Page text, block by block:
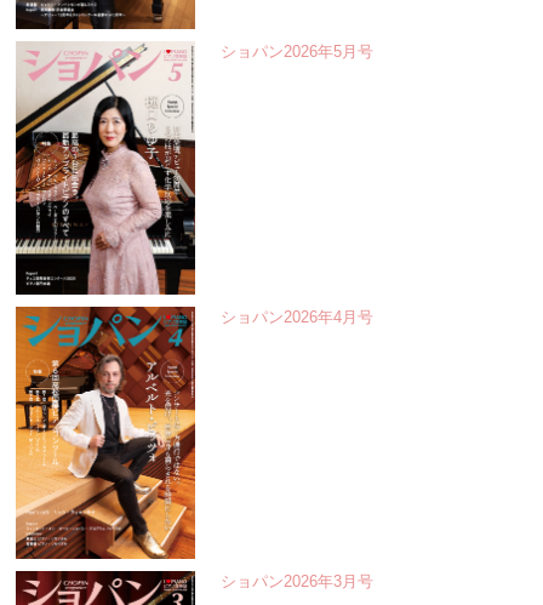
ショパン2026年5月号
ショパン2026年4月号
ショパン2026年3月号